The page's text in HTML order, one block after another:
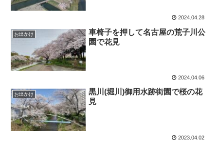
2024.04.28
お出かけ
車椅子を押して名古屋の荒子川公
園で花見
2024.04.06
お出かけ
黒川(堀川)御用水跡街園で桜の花
見
2023.04.02